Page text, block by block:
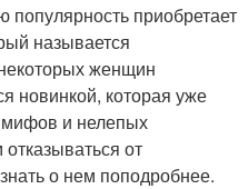
приобретает
называется
женщин
новинкой, которая уже
и нелепых
от
о нем поподробнее.